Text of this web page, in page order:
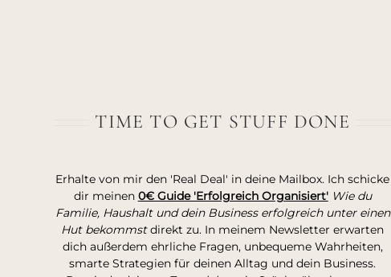
TIME TO GET STUFF DONE
Erhalte von mir den 'Real Deal' in deine Mailbox. Ich schicke
dir meinen 0€ Guide 'Erfolgreich Organisiert' Wie du
Familie, Haushalt und dein Business erfolgreich unter einen
Hut bekommstdirekt zu. In meinem Newsletter erwarten
dich außerdem ehrliche Fragen, unbequeme Wahrheiten,
smarte Strategien für deinen Alltag und dein Business.